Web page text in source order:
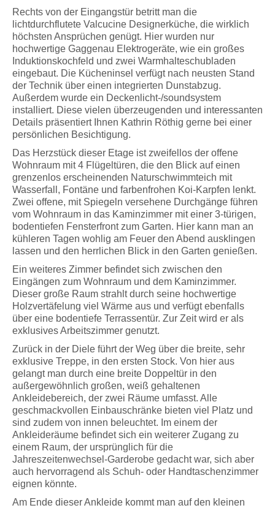
Rechts von der Eingangstür betritt man die
lichtdurchflutete Valcucine Designerküche, die wirklich
höchsten Ansprüchen genügt. Hier wurden nur
hochwertige Gaggenau Elektrogeräte, wie ein großes
Induktionskochfeld und zwei Warmhalteschubladen
eingebaut. Die Kücheninsel verfügt nach neusten Stand
der Technik über einen integrierten Dunstabzug.
Außerdem wurde ein Deckenlicht-/soundsystem
installiert. Diese vielen überzeugenden und interessanten
Details präsentiert Ihnen Kathrin Röthig gerne bei einer
persönlichen Besichtigung.
Das Herzstück dieser Etage ist zweifellos der offene
Wohnraum mit 4 Flügeltüren, die den Blick auf einen
grenzenlos erscheinenden Naturschwimmteich mit
Wasserfall, Fontäne und farbenfrohen Koi-Karpfen lenkt.
Zwei offene, mit Spiegeln versehene Durchgänge führen
vom Wohnraum in das Kaminzimmer mit einer 3-türigen,
bodentiefen Fensterfront zum Garten. Hier kann man an
kühleren Tagen wohlig am Feuer den Abend ausklingen
lassen und den herrlichen Blick in den Garten genießen.
Ein weiteres Zimmer befindet sich zwischen den
Eingängen zum Wohnraum und dem Kaminzimmer.
Dieser große Raum strahlt durch seine hochwertige
Holzvertäfelung viel Wärme aus und verfügt ebenfalls
über eine bodentiefe Terrassentür. Zur Zeit wird er als
exklusives Arbeitszimmer genutzt.
Zurück in der Diele führt der Weg über die breite, sehr
exklusive Treppe, in den ersten Stock. Von hier aus
gelangt man durch eine breite Doppeltür in den
außergewöhnlich großen, weiß gehaltenen
Ankleidebereich, der zwei Räume umfasst. Alle
geschmackvollen Einbauschränke bieten viel Platz und
sind zudem von innen beleuchtet. Im einem der
Ankleideräume befindet sich ein weiterer Zugang zu
einem Raum, der ursprünglich für die
Jahreszeitenwechsel-Garderobe gedacht war, sich aber
auch hervorragend als Schuh- oder Handtaschenzimmer
eignen könnte.
Am Ende dieser Ankleide kommt man auf den kleinen